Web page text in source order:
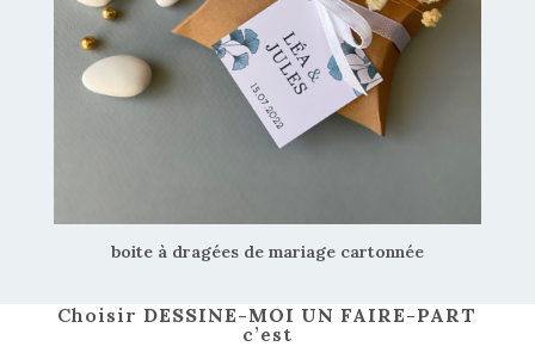
boite à dragées de mariage cartonnée
Choisir DESSINE-MOI UN FAIRE-PART
c’est